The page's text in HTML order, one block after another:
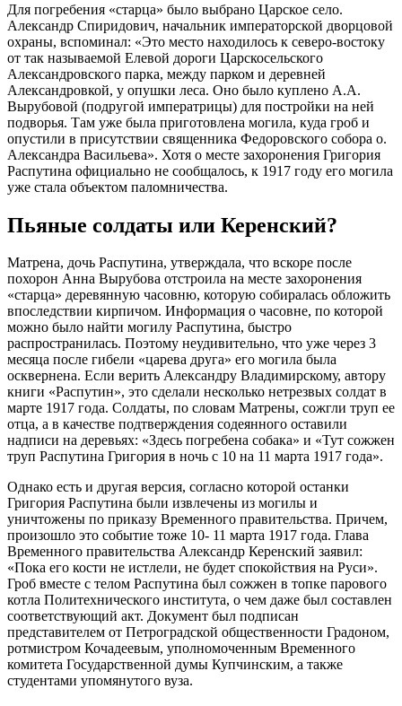
Для погребения «старца» было выбрано Царское село.
Александр Спиридович, начальник императорской дворцовой
охраны, вспоминал: «Это место находилось к северо-востоку
от так называемой Елевой дороги Царскосельского
Александровского парка, между парком и деревней
Александровкой, у опушки леса. Оно было куплено А.А.
Вырубовой (подругой императрицы) для постройки на ней
подворья. Там уже была приготовлена могила, куда гроб и
опустили в присутствии священника Федоровского собора о.
Александра Васильева». Хотя о месте захоронения Григория
Распутина официально не сообщалось, к 1917 году его могила
уже стала объектом паломничества.
Пьяные солдаты или Керенский?
Матрена, дочь Распутина, утверждала, что вскоре после
похорон Анна Вырубова отстроила на месте захоронения
«старца» деревянную часовню, которую собиралась обложить
впоследствии кирпичом. Информация о часовне, по которой
можно было найти могилу Распутина, быстро
распространилась. Поэтому неудивительно, что уже через 3
месяца после гибели «царева друга» его могила была
осквернена. Если верить Александру Владимирскому, автору
книги «Распутин», это сделали несколько нетрезвых солдат в
марте 1917 года. Солдаты, по словам Матрены, сожгли труп ее
отца, а в качестве подтверждения содеянного оставили
надписи на деревьях: «Здесь погребена собака» и «Тут сожжен
труп Распутина Григория в ночь с 10 на 11 марта 1917 года».
Однако есть и другая версия, согласно которой останки
Григория Распутина были извлечены из могилы и
уничтожены по приказу Временного правительства. Причем,
произошло это событие тоже 10- 11 марта 1917 года. Глава
Временного правительства Александр Керенский заявил:
«Пока его кости не истлели, не будет спокойствия на Руси».
Гроб вместе с телом Распутина был сожжен в топке парового
котла Политехнического института, о чем даже был составлен
соответствующий акт. Документ был подписан
представителем от Петроградской общественности Градоном,
ротмистром Кочадеевым, уполномоченным Временного
комитета Государственной думы Купчинским, а также
студентами упомянутого вуза.